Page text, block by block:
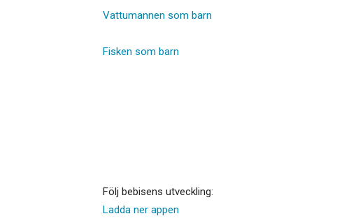
Vattumannen som barn
Fisken som barn
Följ bebisens utveckling:
Ladda ner appen